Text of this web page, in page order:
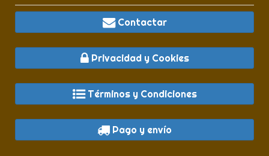
Contactar
Privacidad y Cookies
Términos y Condiciones
Pago y envío